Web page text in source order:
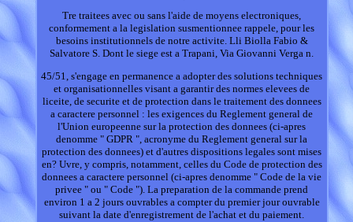
Tre traitees avec ou sans l'aide de moyens electroniques,
conformement a la legislation susmentionnee rappele, pour les
besoins institutionnels de notre activite. Lli Biolla Fabio &
Salvatore S. Dont le siege est a Trapani, Via Giovanni Verga n.
45/51, s'engage en permanence a adopter des solutions techniques
et organisationnelles visant a garantir des normes elevees de
liceite, de securite et de protection dans le traitement des donnees
a caractere personnel : les exigences du Reglement general de
l'Union europeenne sur la protection des donnees (ci-apres
denomme " GDPR ", acronyme du Reglement general sur la
protection des donnees) et d'autres dispositions legales sont mises
en? Uvre, y compris, notamment, celles du Code de protection des
donnees a caractere personnel (ci-apres denomme " Code de la vie
privee " ou " Code "). La preparation de la commande prend
environ 1 a 2 jours ouvrables a compter du premier jour ouvrable
suivant la date d'enregistrement de l'achat et du paiement.